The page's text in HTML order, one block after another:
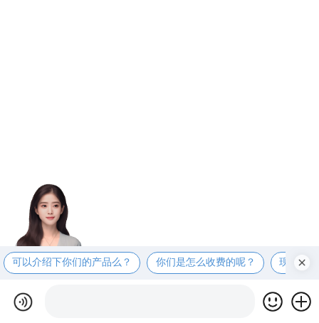
可以介绍下你们的产品么？ 你们是怎么收费的呢？ 现在有